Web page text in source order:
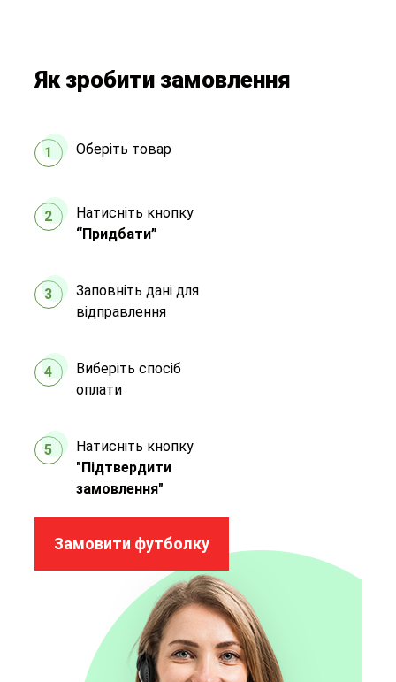
Як зробити замовлення
1 Оберіть товар
2
Натисніть кнопку
“Придбати”
3
Заповніть дані для
відправлення
4
Виберіть спосіб
оплати
5
Натисніть кнопку
"Підтвердити
замовлення"
Замовити футболку